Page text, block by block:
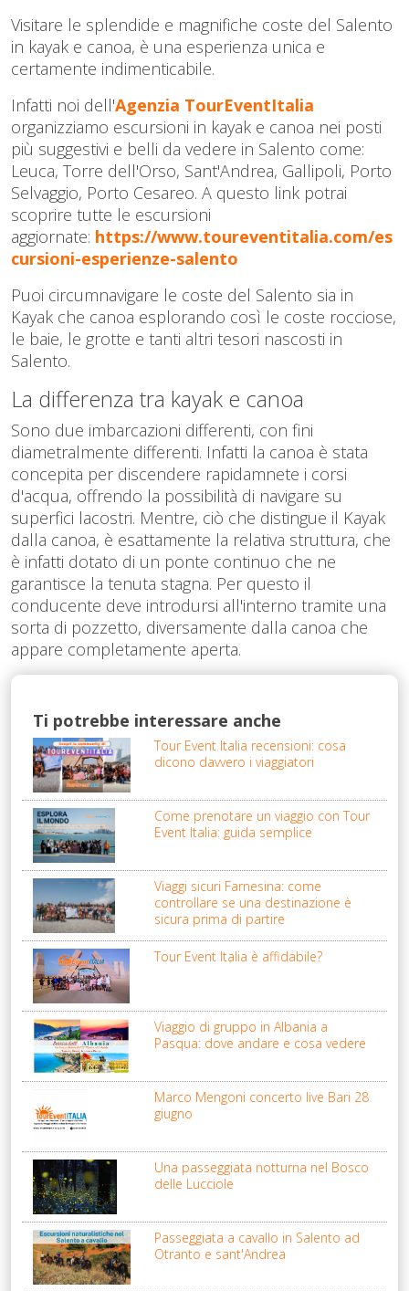
Visitare le splendide e magnifiche coste del Salento
in kayak e canoa, è una esperienza unica e
certamente indimenticabile.
Infatti noi dell'Agenzia TourEventItalia
organizziamo escursioni in kayak e canoa nei posti
più suggestivi e belli da vedere in Salento come:
Leuca, Torre dell'Orso, Sant'Andrea, Gallipoli, Porto
Selvaggio, Porto Cesareo. A questo link potrai
scoprire tutte le escursioni
aggiornate: https://www.toureventitalia.com/es
cursioni-esperienze-salento
Puoi circumnavigare le coste del Salento sia in
Kayak che canoa esplorando così le coste rocciose,
le baie, le grotte e tanti altri tesori nascosti in
Salento.
La differenza tra kayak e canoa
Sono due imbarcazioni differenti, con fini
diametralmente differenti. Infatti la canoa è stata
concepita per discendere rapidamnete i corsi
d'acqua, offrendo la possibilità di navigare su
superfici lacostri. Mentre, ciò che distingue il Kayak
dalla canoa, è esattamente la relativa struttura, che
è infatti dotato di un ponte continuo che ne
garantisce la tenuta stagna. Per questo il
conducente deve introdursi all'interno tramite una
sorta di pozzetto, diversamente dalla canoa che
appare completamente aperta.
Ti potrebbe interessare anche
Tour Event Italia recensioni: cosa
dicono davvero i viaggiatori
Come prenotare un viaggio con Tour
Event Italia: guida semplice
Viaggi sicuri Farnesina: come
controllare se una destinazione è
sicura prima di partire
Tour Event Italia è affidabile?
Viaggio di gruppo in Albania a
Pasqua: dove andare e cosa vedere
Marco Mengoni concerto live Bari 28
giugno
Una passeggiata notturna nel Bosco
delle Lucciole
Passeggiata a cavallo in Salento ad
Otranto e sant'Andrea